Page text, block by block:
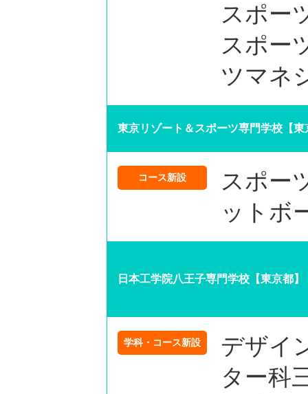
スポー
スポー
ツマネ
東京リゾート＆スポーツ専門学校【東
コース新設
スポー
ットボ
日本工学院八王子専門学校【東京都】
学科・コース新設
デザイ
ター科